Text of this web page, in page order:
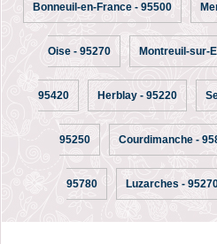
Bonneuil-en-France - 95500
Oise - 95270 Montreuil-sur-
95420 Herblay - 95220
95250 Courdimanche -
95780 Luzarches -